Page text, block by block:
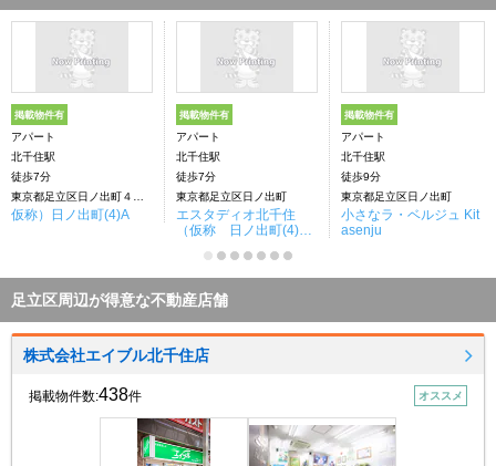
掲載物件有
アパート
北千住駅
徒歩7分
仮称）日ノ出町(4)A
掲載物件有
アパート
北千住駅
徒歩7分
東京都足立区日ノ出町
エスタディオ北千住
（仮称 日ノ出町(4)
掲載物件有
アパート
北千住駅
徒歩9分
東京都足立区日ノ出町
小さなラ・ベルジュ Kit
asenju
足立区周辺が得意な不動産店舗
株式会社エイブル北千住店
掲載物件数:438件 オススメ